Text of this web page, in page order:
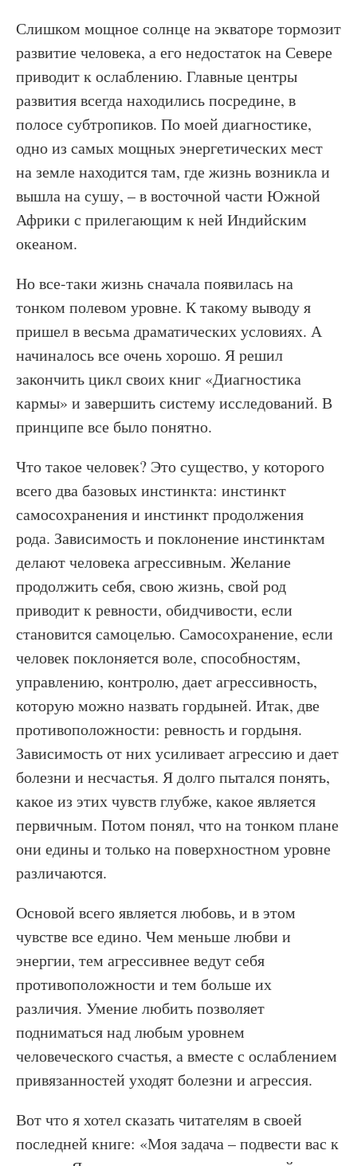
Слишком мощное солнце на экваторе тормозит
развитие человека, а его недостаток на Севере
приводит к ослаблению. Главные центры
развития всегда находились посредине, в
полосе субтропиков. По моей диагностике,
одно из самых мощных энергетических мест
на земле находится там, где жизнь возникла и
вышла на сушу, – в восточной части Южной
Африки с прилегающим к ней Индийским
океаном.
Но все-таки жизнь сначала появилась на
тонком полевом уровне. К такому выводу я
пришел в весьма драматических условиях. А
начиналось все очень хорошо. Я решил
закончить цикл своих книг «Диагностика
кармы» и завершить систему исследований. В
принципе все было понятно.
Что такое человек? Это существо, у которого
всего два базовых инстинкта: инстинкт
самосохранения и инстинкт продолжения
рода. Зависимость и поклонение инстинктам
делают человека агрессивным. Желание
продолжить себя, свою жизнь, свой род
приводит к ревности, обидчивости, если
становится самоцелью. Самосохранение, если
человек поклоняется воле, способностям,
управлению, контролю, дает агрессивность,
которую можно назвать гордыней. Итак, две
противоположности: ревность и гордыня.
Зависимость от них усиливает агрессию и дает
болезни и несчастья. Я долго пытался понять,
какое из этих чувств глубже, какое является
первичным. Потом понял, что на тонком плане
они едины и только на поверхностном уровне
различаются.
Основой всего является любовь, и в этом
чувстве все едино. Чем меньше любви и
энергии, тем агрессивнее ведут себя
противоположности и тем больше их
различия. Умение любить позволяет
подниматься над любым уровнем
человеческого счастья, а вместе с ослаблением
привязанностей уходят болезни и агрессия.
Вот что я хотел сказать читателям в своей
последней книге: «Моя задача – подвести вас к